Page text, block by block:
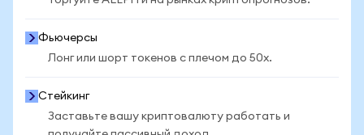
Фьючерсы
Лонг или шорт токенов с плечом до 50x.
Стейкинг
Заставьте вашу криптовалюту работать и